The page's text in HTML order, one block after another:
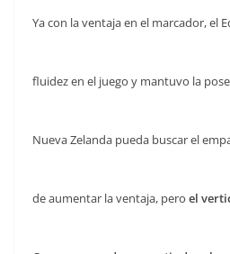
Ya con la ventaja en el marcador, el
fluidez en el juego y mantuvo la
Nueva Zelanda pueda buscar el
de aumentar la ventaja, pero el